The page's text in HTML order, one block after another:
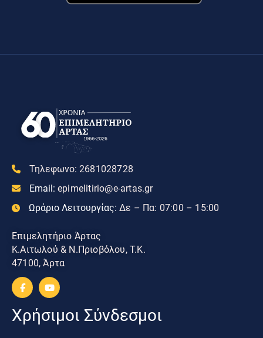
Τηλεφωνο: 2681028728
Email: epimelitirio@e-artas.gr
Ωράριο Λειτουργίας: Δε – Πα: 07:00 – 15:00
Επιμελητήριο Άρτας
Κ.Αιτωλού & Ν.Πριοβόλου, Τ.Κ.
47100, Άρτα
Χρήσιμοι Σύνδεσμοι